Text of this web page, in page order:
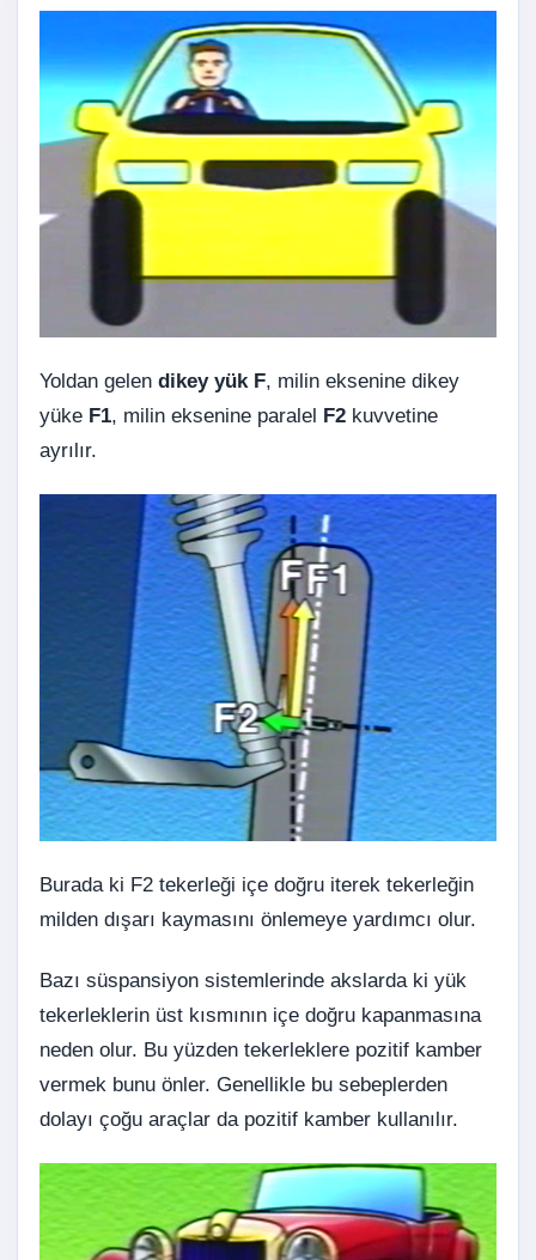
Yoldan gelen dikey yük F, milin eksenine dikey
yüke F1, milin eksenine paralel F2 kuvvetine
ayrılır.
Burada ki F2 tekerleği içe doğru iterek tekerleğin
milden dışarı kaymasını önlemeye yardımcı olur.
Bazı süspansiyon sistemlerinde akslarda ki yük
tekerleklerin üst kısmının içe doğru kapanmasına
neden olur. Bu yüzden tekerleklere pozitif kamber
vermek bunu önler. Genellikle bu sebeplerden
dolayı çoğu araçlar da pozitif kamber kullanılır.